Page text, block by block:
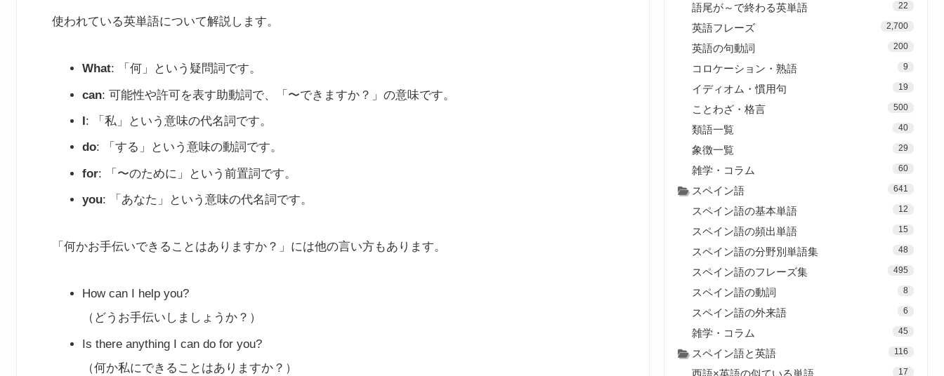
使われている英単語について解説します。
What: 「何」という疑問詞です。
can: 可能性や許可を表す助動詞で、「〜できますか？」の意味です。
I: 「私」という意味の代名詞です。
do: 「する」という意味の動詞です。
for: 「〜のために」という前置詞です。
you: 「あなた」という意味の代名詞です。
「何かお手伝いできることはありますか？」には他の言い方もあります。
How can I help you?
（どうお手伝いしましょうか？）
Is there anything I can do for you?
（何か私にできることはありますか？）
語尾が～で終わる英単語 22
英語フレーズ 2,700
英語の句動詞 200
コロケーション・熟語 9
イディオム・慣用句 19
ことわざ・格言 500
類語一覧 40
象徴一覧 29
雑学・コラム 60
スペイン語 641
スペイン語の基本単語 12
スペイン語の頻出単語 15
スペイン語の分野別単語集 48
スペイン語のフレーズ集 495
スペイン語の動詞 8
スペイン語の外来語 6
雑学・コラム 45
スペイン語と英語 116
西語×英語の似ている単語 17